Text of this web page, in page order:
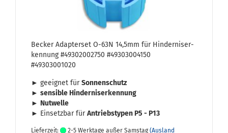
Be­cker Ad­ap­ter­set O-63N 14,5mm für Hin­der­nis­er­
ken­nung #49302002750 #49303004150
#49303001020
► ge­eig­net fürSon­nen­schutz
► sen­si­ble Hin­der­nis­er­ken­nung
► Nut­wel­le
► Ein­setz­bar fürAn­triebs­ty­pen P5 - P13
Lieferzeit: 2-5 Werktage außer Samstag (Ausland